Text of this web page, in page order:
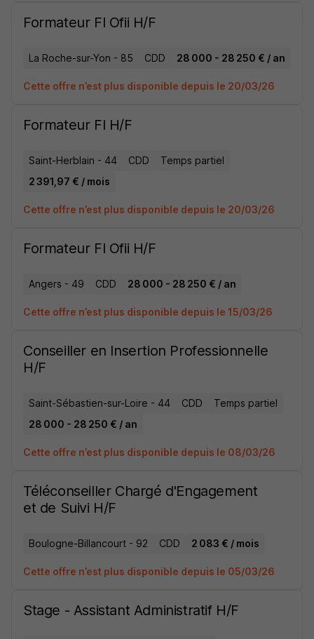
Formateur Fl Ofii H/F
La Roche-sur-Yon - 85 CDD 28 000 - 28 250 € / an
Cette offre n’est plus disponible depuis le 20/03/26
Formateur Fl H/F
Saint-Herblain - 44 CDD
Temps partiel
2 391,97 € / mois
Cette offre n’est plus disponible depuis le 20/03/26
Formateur Fl Ofii H/F
Angers - 49 CDD 28 000 - 28 250 € / an
Cette offre n’est plus disponible depuis le 15/03/26
Conseiller en Insertion Professionnelle
H/F
Saint-Sébastien-sur-Loire - 44 CDD
Temps partiel
28 000 - 28 250 € / an
Cette offre n’est plus disponible depuis le 08/03/26
Téléconseiller Chargé d'Engagement
et de Suivi H/F
Boulogne-Billancourt - 92 CDD 2 083 € / mois
Cette offre n’est plus disponible depuis le 05/03/26
Stage - Assistant Administratif H/F